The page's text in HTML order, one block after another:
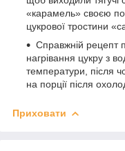
«карамель» своєю
цукрової тростини
Справжній рецепт
нагрівання цукру з
температури, після
на порції після
Приховати